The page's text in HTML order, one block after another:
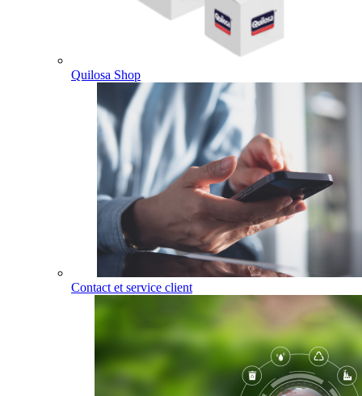
Quilosa Shop
Contact et service client